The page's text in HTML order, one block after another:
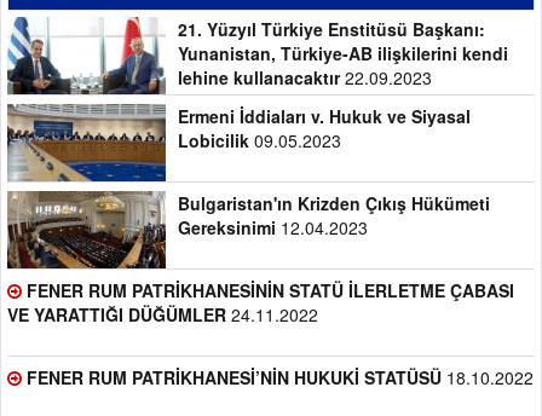
21. Yüzyıl Türkiye Enstitüsü Başkanı:
Yunanistan, Türkiye-AB ilişkilerini kendi
lehine kullanacaktır22.09.2023
Ermeni İddiaları v. Hukuk ve Siyasal
Lobicilik09.05.2023
Bulgaristan'ın Krizden Çıkış Hükümeti
Gereksinimi 12.04.2023
FENER RUM PATRİKHANESİNİN STATÜ İLERLETME ÇABASI
VE YARATTIĞI DÜĞÜMLER 24.11.2022
FENER RUM PATRİKHANESİ’NİN HUKUKİ STATÜSÜ 18.10.2022